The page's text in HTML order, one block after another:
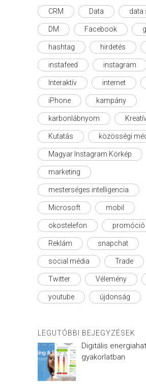
CRM Data data
DM Facebook
hashtag hirdetés
instafeed instagram
Interaktív internet
iPhone kampány
karbonlábnyom
Kutatás közösségi
Magyar Instagram Körkép
marketing
mesterséges intelligencia
Microsoft mobil
okostelefon promóció
Reklám snapchat
social média Trade
Twitter Vélemény
youtube újdonság
LEGUTÓBBI BEJEGYZÉSEK
Digitális
gyakorlatban